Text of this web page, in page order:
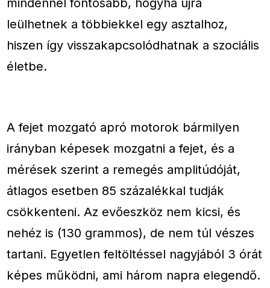
leülhetnek a többiekkel egy asztalhoz,
hiszen így visszakapcsolódhatnak a szociális
életbe.
A fejet mozgató apró motorok bármilyen
irányban képesek mozgatni a fejet, és a
mérések szerint a remegés amplitúdóját,
átlagos esetben 85 százalékkal tudják
csökkenteni. Az evőeszköz nem kicsi, és
nehéz is (130 grammos), de nem túl vészes
tartani. Egyetlen feltöltéssel nagyjából 3 órát
képes működni, ami három napra elegendő.